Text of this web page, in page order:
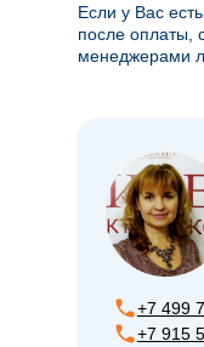
Если у Вас
после оплаты,
менеджерами
+7 499
+7 915